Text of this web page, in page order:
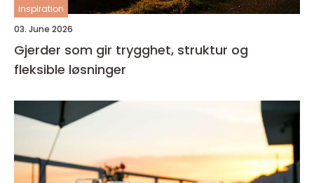
inspiration
03. June 2026
Gjerder som gir trygghet, struktur og
fleksible løsninger